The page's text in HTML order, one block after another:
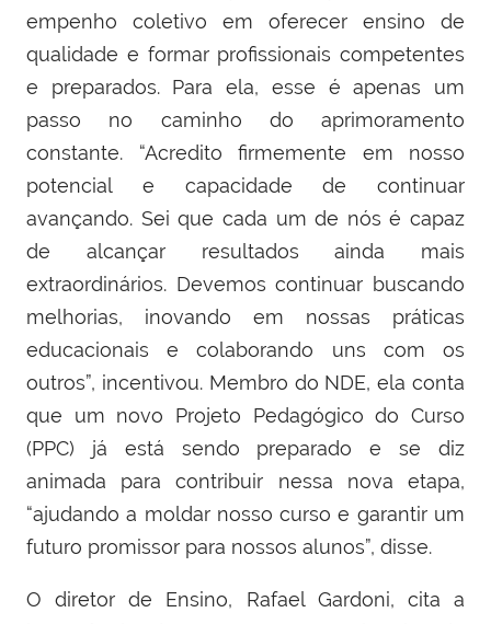
empenho coletivo em oferecer ensino de
qualidade e formar profissionais competentes
e preparados. Para ela, esse é apenas um
passo no caminho do aprimoramento
constante. “Acredito firmemente em nosso
potencial e capacidade de continuar
avançando. Sei que cada um de nós é capaz
de alcançar resultados ainda mais
extraordinários. Devemos continuar buscando
melhorias, inovando em nossas práticas
educacionais e colaborando uns com os
outros”, incentivou. Membro do NDE, ela conta
que um novo Projeto Pedagógico do Curso
(PPC) já está sendo preparado e se diz
animada para contribuir nessa nova etapa,
“ajudando a moldar nosso curso e garantir um
futuro promissor para nossos alunos”, disse.
O diretor de Ensino, Rafael Gardoni, cita a